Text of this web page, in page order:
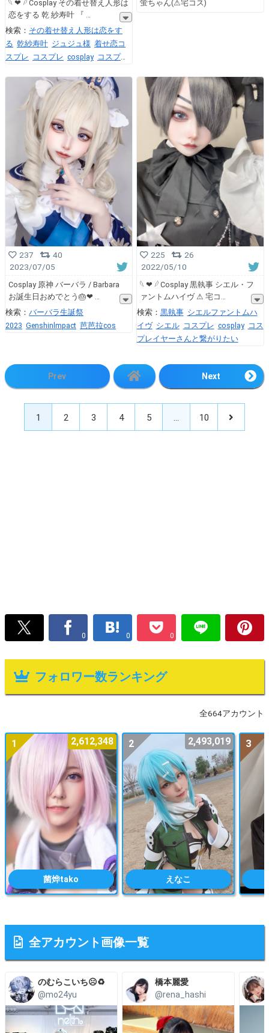
𓆩 ❤︎ 𓆪 Cosplay その着せ替え人形は
恋をする 乾 紗寿叶 『
検索： その着せ替え人形は恋をす
る 乾紗寿叶 ジュジュ様 着せ恋コ
スプレ コスプレ cosplay コスプレ
蛍ちゃん(⚠︎宅コス)
237
40
2023/07/05
Cosplay 原神 バーバラ / Barbara
お誕生日おめでとう🎂❤︎
検索： バーバラ生誕祭
2023 Genshinlmpact 芭芭拉cos
225
26
2022/05/10
𓆩 ❤︎ 𓆪 Cosplay 黒執事 シエル・フ
ァントムハイヴ ⚠︎ 宅コ
検索： 黒執事 シエルファントムハ
イヴ シエル コスプレ cosplay コス
プレイヤーさんと繋がりたい
Prev Next
1 2 3 4 5 … 10
0 0 0
フォロワー数ランキング
全664アカウント
菌烨tako
1 2,612,348
えなこ
2 2,493,019 3
全アカウント画像一覧
のむらこいち☹️♻️
@mo24yu
橋本麗愛
@rena_hashi